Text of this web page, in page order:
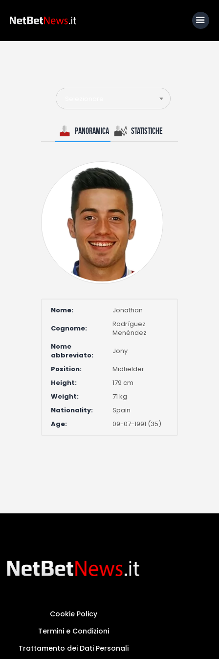
News
Calcio
Basket
Tennis
Lo Sapevi Che
Fantacalcio
I consigli di Giulia
Serie A
Panoramica Statistiche
Nome:
Jonathan
Cognome:
Rodríguez
Menéndez
Nome
abbreviato:
Jony
Position:
Midfielder
Height:
179 cm
Weight:
71 kg
Nationality:
Spain
Age:
09-07-1991 (35)
Cookie Policy
Termini e Condizioni
Trattamento dei Dati Personali